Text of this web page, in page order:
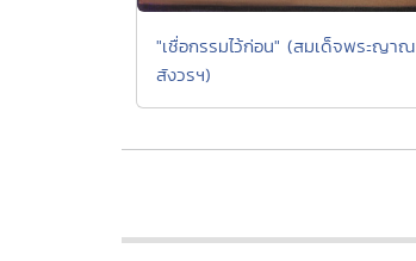
"เชื่อกรรมไว้ก่อน" (สมเด็จพระญาณ
สังวรฯ)